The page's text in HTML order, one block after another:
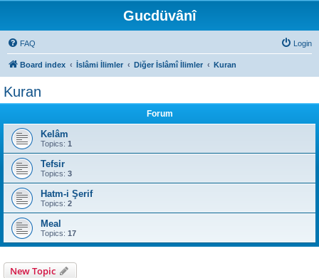
Gucdüvânî
FAQ Login
Board index İslâmi İlimler Diğer İslâmî İlimler Kuran
Kuran
Forum
Kelâm
Topics: 1
Tefsir
Topics: 3
Hatm-i Şerif
Topics: 2
Meal
Topics: 17
New Topic